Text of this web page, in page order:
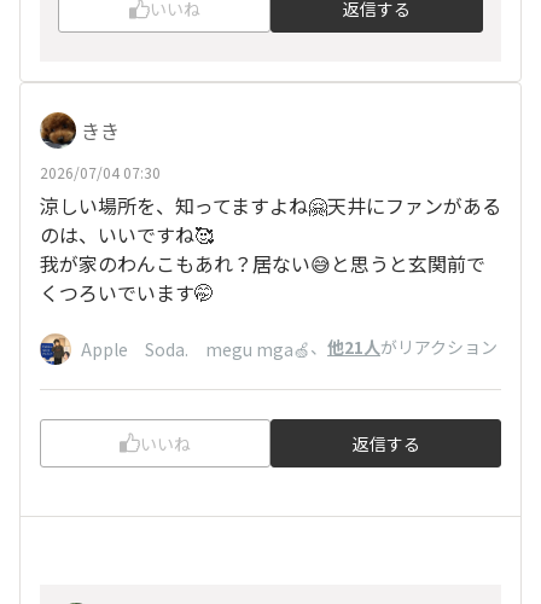
いいね 返信する
きき
2026/07/04 07:30
涼しい場所を、知ってますよね🤗天井にファンがある
のは、いいですね🥰
我が家のわんこもあれ？居ない😅と思うと玄関前で
くつろいでいます🤭
Apple Soda. megu mga🍏、 他21人がリアクション
いいね 返信する